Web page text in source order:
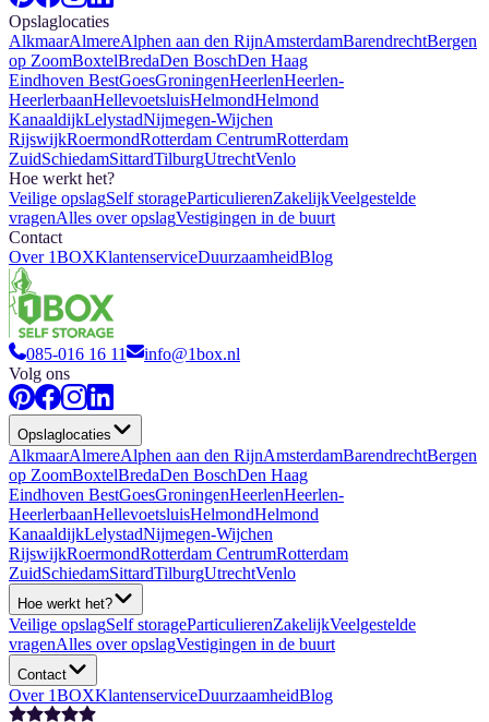
Opslaglocaties
AlkmaarAlmereAlphen aan den RijnAmsterdamBarendrechtBergen
op ZoomBoxtelBredaDen BoschDen Haag
Eindhoven BestGoesGroningenHeerlenHeerlen-
HeerlerbaanHellevoetsluisHelmondHelmond
KanaaldijkLelystadNijmegen-Wijchen
RijswijkRoermondRotterdam CentrumRotterdam
ZuidSchiedamSittardTilburgUtrechtVenlo
Hoe werkt het?
Veilige opslagSelf storageParticulierenZakelijkVeelgestelde
vragenAlles over opslagVestigingen in de buurt
Contact
Over 1BOXKlantenserviceDuurzaamheidBlog
085-016 16 11
info@1box.nl
Volg ons
Opslaglocaties
AlkmaarAlmereAlphen aan den RijnAmsterdamBarendrechtBergen
op ZoomBoxtelBredaDen BoschDen Haag
Eindhoven BestGoesGroningenHeerlenHeerlen-
HeerlerbaanHellevoetsluisHelmondHelmond
KanaaldijkLelystadNijmegen-Wijchen
RijswijkRoermondRotterdam CentrumRotterdam
ZuidSchiedamSittardTilburgUtrechtVenlo
Hoe werkt het?
Veilige opslagSelf storageParticulierenZakelijkVeelgestelde
vragenAlles over opslagVestigingen in de buurt
Contact
Over 1BOXKlantenserviceDuurzaamheidBlog